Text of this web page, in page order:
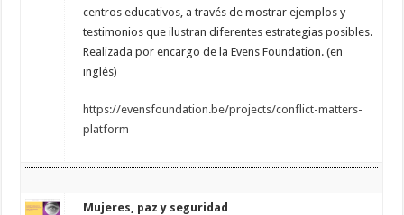
centros educativos, a través de mostrar ejemplos y
testimonios que ilustran diferentes estrategias posibles.
Realizada por encargo de la Evens Foundation. (en
inglés)
https://evensfoundation.be/projects/conflict-matters-
platform
Mujeres, paz y seguridad